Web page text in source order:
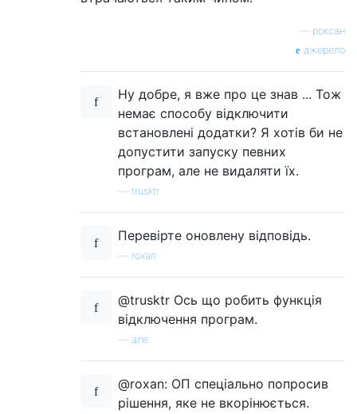
роксан
джерело
Ну добре, я вже про це знав ... Тож
немає способу відключити
встановлені додатки? Я хотів би не
допустити запуску певних
програм, але не видаляти їх.
trusktr
Перевірте оновлену відповідь.
roxan
@trusktr Ось що робить функція
відключення програм.
але
@roxan: ОП спеціально попросив
рішення, яке не вкорінюється.